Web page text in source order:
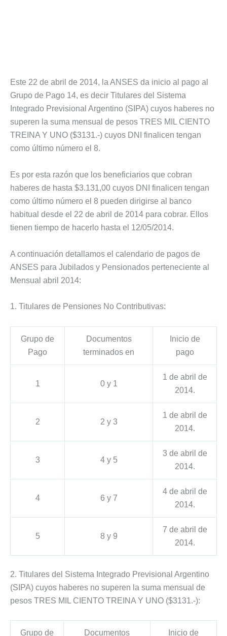
Este 22 de abril de 2014, la ANSES da inicio al pago al
Grupo de Pago 14, es decir Titulares del Sistema
Integrado Previsional Argentino (SIPA) cuyos haberes no
superen la suma mensual de pesos TRES MIL CIENTO
TREINA Y UNO ($3131.-) cuyos DNI finalicen tengan
como último número el 8.
Es por esta razón que los beneficiarios que cobran
haberes de hasta $3.131,00 cuyos DNI finalicen tengan
como último número el 8 pueden dirigirse al banco
habitual desde el 22 de abril de 2014 para cobrar. Ellos
tienen tiempo de hacerlo hasta el 12/05/2014.
A continuación detallamos el calendario de pagos de
ANSES para Jubilados y Pensionados perteneciente al
Mensual abril 2014:
1. Titulares de Pensiones No Contributivas:
Grupo de
Pago
Documentos
terminados en
Inicio de
pago
1 0 y 1
1 de abril de
2014.
2 2 y 3
1 de abril de
2014.
3 4 y 5
3 de abril de
2014.
4 6 y 7
4 de abril de
2014.
5 8 y 9
7 de abril de
2014.
2. Titulares del Sistema Integrado Previsional Argentino
(SIPA) cuyos haberes no superen la suma mensual de
pesos TRES MIL CIENTO TREINA Y UNO ($3131.-):
Grupo de Documentos Inicio de